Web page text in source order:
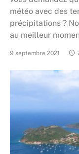
météo avec des
précipitations ?
au meilleur
9 septembre 2021